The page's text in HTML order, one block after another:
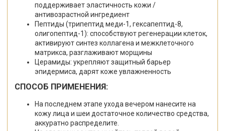
поддерживает эластичность кожи /
антивозрастной ингредиент
Пептиды (трипептид меди-1, гексапептид-8,
олигопептид-1): способствуют регенерации клеток,
активируют синтез коллагена и межклеточного
матрикса, разглаживают морщины
Церамиды: укрепляют защитный барьер
эпидермиса, дарят коже увлажненность
СПОСОБ ПРИМЕНЕНИЯ:
На последнем этапе ухода вечером нанесите на
кожу лица и шеи достаточное количество средства,
аккуратно распределите.